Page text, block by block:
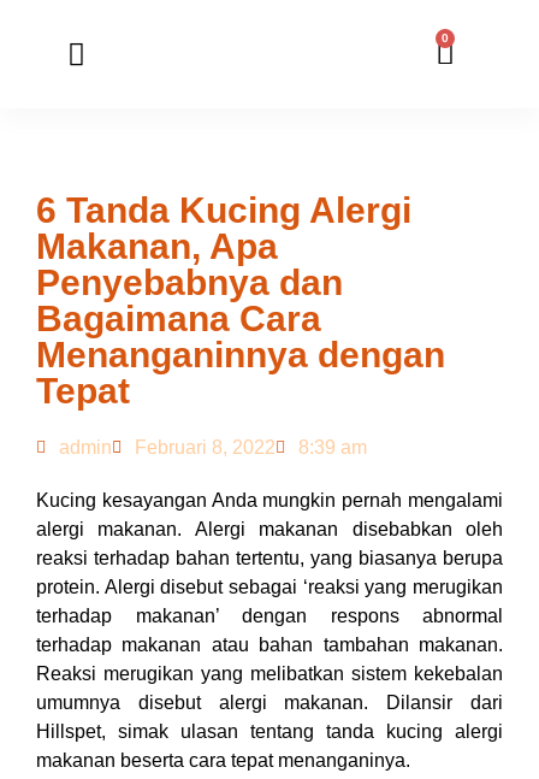
0
6 Tanda Kucing Alergi
Makanan, Apa
Penyebabnya dan
Bagaimana Cara
Menanganinnya dengan
Tepat
admin Februari 8, 2022 8:39 am
Kucing kesayangan Anda mungkin pernah mengalami
alergi makanan. Alergi makanan disebabkan oleh
reaksi terhadap bahan tertentu, yang biasanya berupa
protein. Alergi disebut sebagai ‘reaksi yang merugikan
terhadap makanan’ dengan respons abnormal
terhadap makanan atau bahan tambahan makanan.
Reaksi merugikan yang melibatkan sistem kekebalan
umumnya disebut alergi makanan. Dilansir dari
Hillspet, simak ulasan tentang tanda kucing alergi
makanan beserta cara tepat menanganinya.